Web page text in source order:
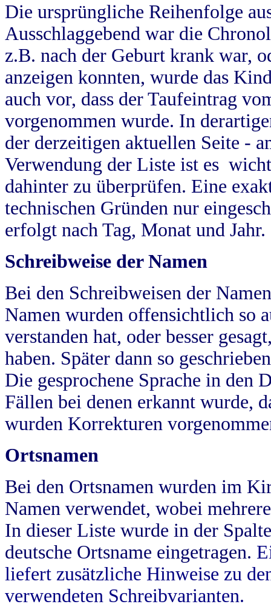
Die ursprüngliche Reihenfolge
Ausschlaggebend war die
z.B. nach der Geburt krank war,
anzeigen konnten, wurde das
auch vor, dass der Taufeintrag
vorgenommen wurde. In
der derzeitigen aktuellen Seite -
Verwendung der Liste ist es
dahinter zu überprüfen. Eine
technischen Gründen nur
erfolgt nach Tag, Monat und Jahr.
Schreibweise der Namen
Bei den Schreibweisen der
Namen wurden offensichtlich so
verstanden hat, oder besser
haben. Später dann so
Die gesprochene Sprache in
Fällen bei denen erkannt wurde,
wurden Korrekturen
Ortsnamen
Bei den Ortsnamen wurden im
Namen verwendet, wobei
In dieser Liste wurde in der
deutsche Ortsname eingetragen.
liefert zusätzliche Hinweise zu
verwendeten Schreibvarianten.